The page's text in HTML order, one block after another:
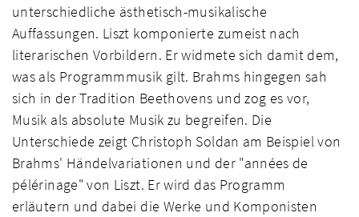
unterschiedliche ästhetisch-musikalische
Auffassungen. Liszt komponierte zumeist nach
literarischen Vorbildern. Er widmete sich damit dem,
was als Programmmusik gilt. Brahms hingegen sah
sich in der Tradition Beethovens und zog es vor,
Musik als absolute Musik zu begreifen. Die
Unterschiede zeigt Christoph Soldan am Beispiel von
Brahms' Händelvariationen und der "années de
pélérinage" von Liszt. Er wird das Programm
erläutern und dabei die Werke und Komponisten